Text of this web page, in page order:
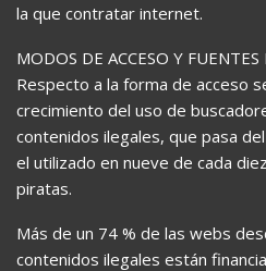
la que contratar internet.
MODOS DE ACCESO Y FUENTES
Respecto a la forma de acceso
crecimiento del uso de
contenidos ilegales, que pasa
el utilizado en nueve de cada
piratas.
Más de un 74 % de las webs
contenidos ilegales están